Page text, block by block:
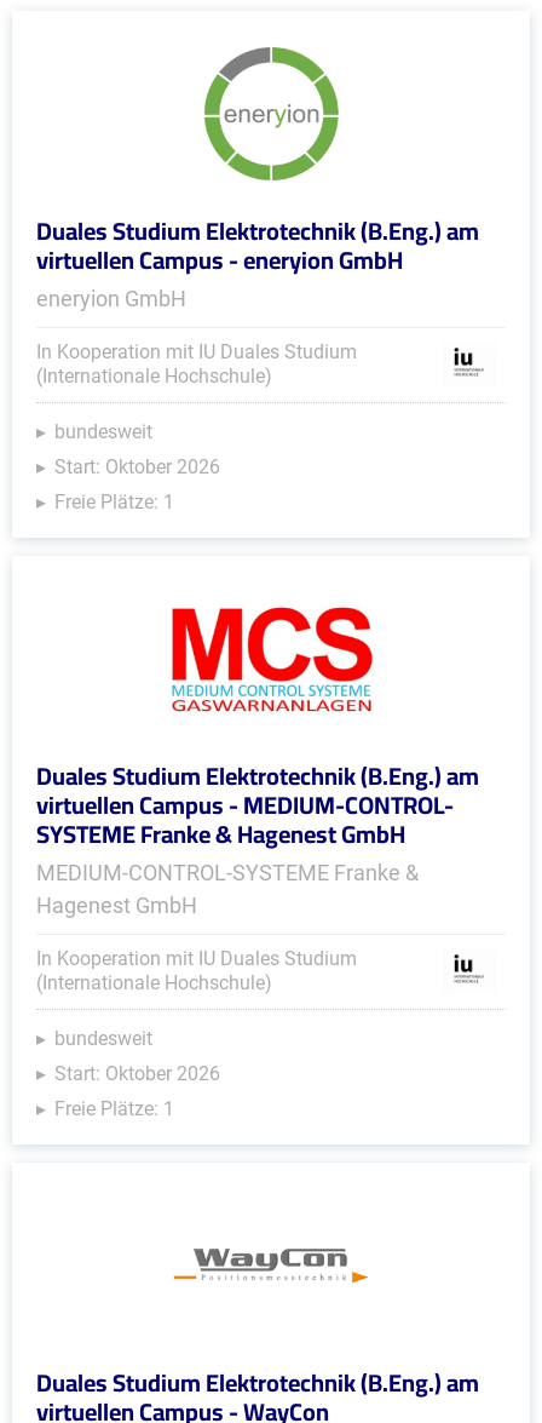
Duales Studium Elektrotechnik (B.Eng.) am
virtuellen Campus - eneryion GmbH
eneryion GmbH
In Kooperation mit IU Duales Studium
(Internationale Hochschule)
bundesweit
Start: Oktober 2026
Freie Plätze: 1
Duales Studium Elektrotechnik (B.Eng.) am
virtuellen Campus - MEDIUM-CONTROL-
SYSTEME Franke & Hagenest GmbH
MEDIUM-CONTROL-SYSTEME Franke &
Hagenest GmbH
In Kooperation mit IU Duales Studium
(Internationale Hochschule)
bundesweit
Start: Oktober 2026
Freie Plätze: 1
Duales Studium Elektrotechnik (B.Eng.) am
virtuellen Campus - WayCon